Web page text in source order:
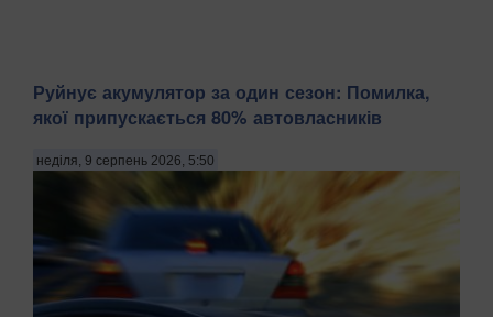
Руйнує акумулятор за один сезон: Помилка,
якої припускається 80% автовласників
неділя, 9 серпень 2026, 5:50